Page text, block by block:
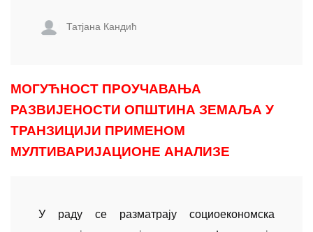
Татјана Кандић
МОГУЋНОСТ ПРОУЧАВАЊА
РАЗВИЈЕНОСТИ ОПШТИНА ЗЕМАЉА У
ТРАНЗИЦИЈИ ПРИМЕНОМ
МУЛТИВАРИЈАЦИОНЕ АНАЛИЗЕ
У раду се разматрају социоекономска